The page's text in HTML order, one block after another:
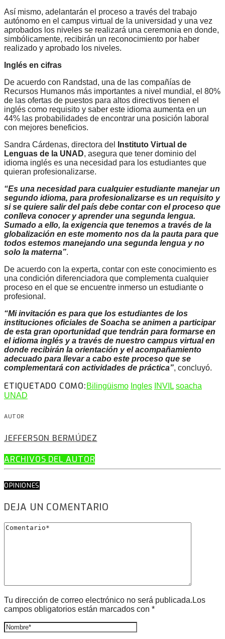
Así mismo, adelantarán el proceso a través del trabajo
autónomo en el campus virtual de la universidad y una vez
aprobados los niveles se realizará una ceremonia en donde,
simbólicamente, recibirán un reconocimiento por haber
realizado y aprobado los niveles.
Inglés en cifras
De acuerdo con Randstad, una de las compañías de
Recursos Humanos más importantes a nivel mundial, el 80%
de las ofertas de puestos para altos directivos tienen el
inglés como requisito y saber este idioma aumenta en un
44% las probabilidades de encontrar una posición laboral
con mejores beneficios.
Sandra Cárdenas, directora del
Instituto Virtual de
Lenguas de la UNAD, asegura que tener dominio del
idioma inglés es una necesidad para los estudiantes que
quieran profesionalizarse.
“Es una necesidad para cualquier estudiante manejar un
segundo idioma, para profesionalizarse es un requisito y
si se quiere salir del país debe contar con el proceso que
conlleva conocer y aprender una segunda lengua.
Sumado a ello, la exigencia que tenemos a través de la
globalización en este momento nos da la pauta para que
todos estemos manejando una segunda lengua y no
solo la materna”.
De acuerdo con la experta, contar con este conocimiento es
una condición diferenciadora que complementa cualquier
proceso en el que se encuentre inmerso un estudiante o
profesional.
“Mi invitación es para que los estudiantes de los
instituciones oficiales de Soacha se animen a participar
de esta gran oportunidad que tendrán para formarse en
el idioma inglés y a través de nuestro campus virtual en
donde recibirán la orientación y el acompañamiento
adecuado para llevar a cabo este proceso que se
complementará con actividades de práctica”, concluyó.
ETIQUETADO COMO: Bilingüismo Ingles INVIL soacha
UNAD
AUTOR
JEFFERSON BERMÚDEZ
ARCHIVOS DEL AUTOR
OPINIONES
DEJA UN COMENTARIO
Tu dirección de correo electrónico no será publicada.Los
campos obligatorios están marcados con *